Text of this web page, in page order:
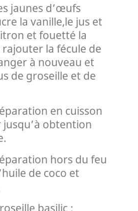
jaunes d’œufs
la vanille,le jus et
et fouetté la
la fécule de
à nouveau et
de groseille et de
en cuisson
obtention
hors du feu
de coco et
basilic :